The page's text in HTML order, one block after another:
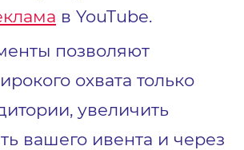
в YouTube.
позволяют
охвата только
увеличить
вашего ивента и через